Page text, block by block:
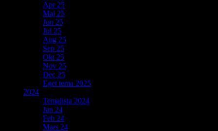
Apr 25
Maj 25
Jun 25
Jul 25
Aug 25
Sep 25
Okt 25
Nov 25
Dec 25
Eget tema 2025
2024
Temalista 2024
Jan 24
Feb 24
Mars 24